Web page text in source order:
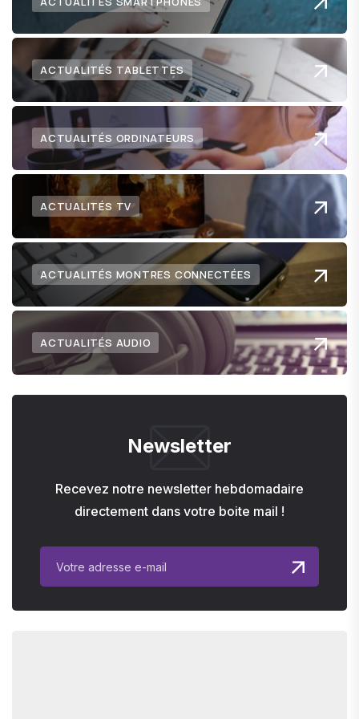
ACTUALITÉS TABLETTES
ACTUALITÉS ORDINATEURS
ACTUALITÉS TV
ACTUALITÉS MONTRES CONNECTÉES
ACTUALITÉS AUDIO
Newsletter
Recevez notre newsletter hebdomadaire
directement dans votre boite mail !